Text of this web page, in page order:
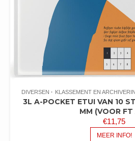
DIVERSEN KLASSEMENT EN
3L A-POCKET ETUI VAN 10
MM (VOOR
€11,75
MEER INFO!